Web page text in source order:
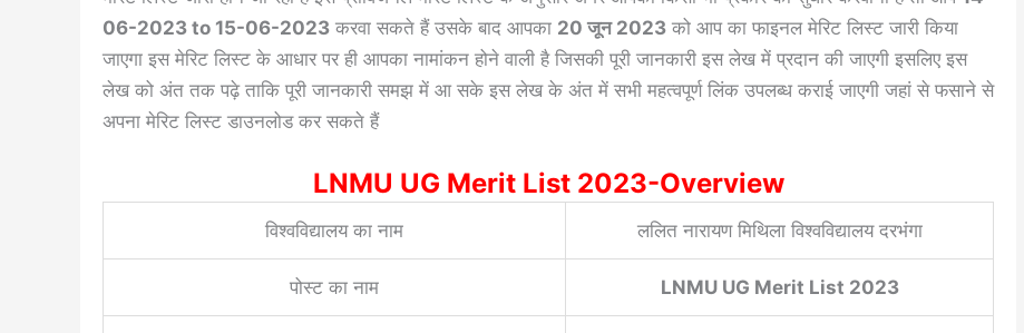
06-2023 to 15-06-2023 करवा सकते हैं उसके बाद आपका 20 जून 2023 को आप का फाइनल मेरिट लिस्ट जारी किया
जाएगा इस मेरिट लिस्ट के आधार पर ही आपका नामांकन होने वाली है जिसकी पूरी जानकारी इस लेख में प्रदान की जाएगी इसलिए इस
लेख को अंत तक पढ़े ताकि पूरी जानकारी समझ में आ सके इस लेख के अंत में सभी महत्वपूर्ण लिंक उपलब्ध कराई जाएगी जहां से फसाने से
अपना मेरिट लिस्ट डाउनलोड कर सकते हैं
LNMU UG Merit List 2023-Overview
विश्वविद्यालय का नाम ललित नारायण मिथिला विश्वविद्यालय दरभंगा
पोस्ट का नाम LNMU UG Merit List 2023